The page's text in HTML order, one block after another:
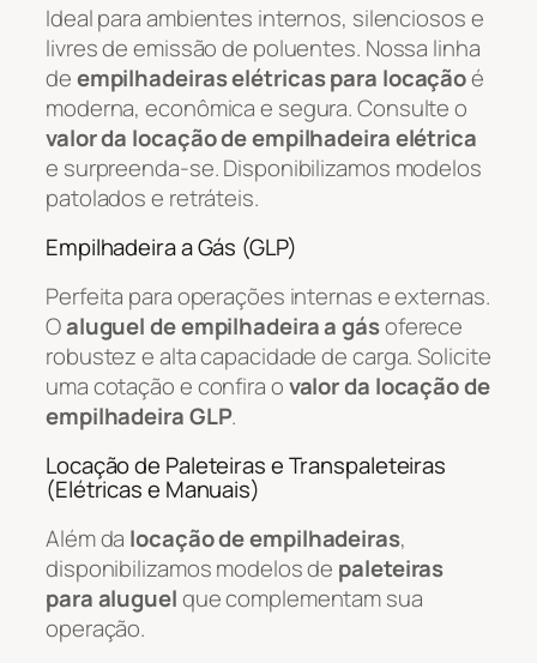
Ideal para ambientes internos, silenciosos e
livres de emissão de poluentes. Nossa linha
deempilhadeiras elétricas para locaçãoé
moderna, econômica e segura. Consulte o
valor da locação de empilhadeira elétrica
e surpreenda-se. Disponibilizamos modelos
patolados e retráteis.
Empilhadeira a Gás (GLP)
Perfeita para operações internas e externas.
Oaluguel de empilhadeira a gásoferece
robustez e alta capacidade de carga. Solicite
uma cotação e confira ovalor da locação de
empilhadeira GLP.
Locação de Paleteiras e Transpaleteiras
(Elétricas e Manuais)
Além da locação de empilhadeiras,
disponibilizamos modelos de paleteiras
para aluguelque complementam sua
operação.